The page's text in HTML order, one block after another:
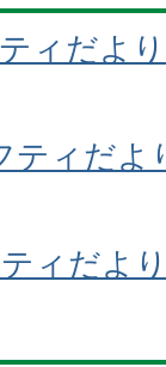
ィだよ
ティだよ
ィだよ